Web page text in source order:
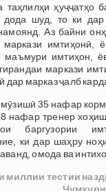
ҳуҷҷатҳо
дода шуд, то ки дар
Аз байни
имтиҳонӣ,
маъмури имтиҳон,
маркази
дар марказ ҷалб
35 нафар
нафар тренер
баргузории
ки дар шаҳру
омода ва
миллии тестии